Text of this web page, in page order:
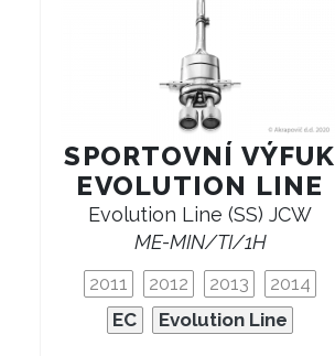
SPORTOVNÍ VÝFUK
EVOLUTION LINE
Evolution Line (SS) JCW
ME-MIN/TI/1H
2011 2012 2013
2014
EC
Evolution Line